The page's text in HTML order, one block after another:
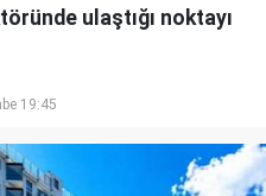
ulaştığı noktayı
19:45